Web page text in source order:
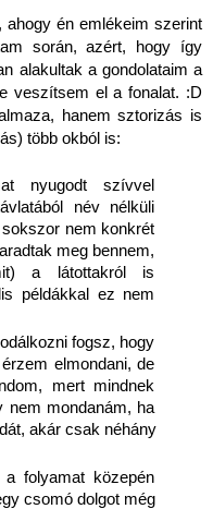
ahogy én emlékeim szerint
során, azért, hogy így
alakultak a gondolataim a
veszítsem el a fonalat. :D
hanem sztorizás is
több okból is:
nyugodt szívvel
név nélküli
nem konkrét
meg bennem,
a látottakról is
példákkal ez nem
fogsz, hogy
elmondani, de
mert mindnek
nem mondanám, ha
akár csak néhány
folyamat közepén
csomó dolgot még